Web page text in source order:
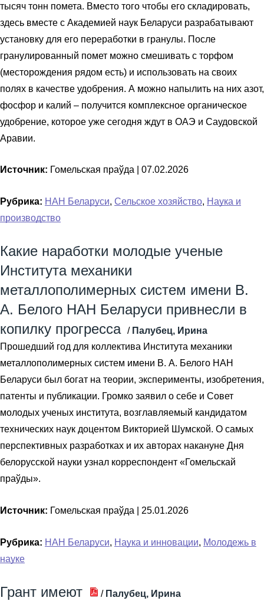
тысяч тонн помета. Вместо того чтобы его складировать,
здесь вместе с Академией наук Беларуси разрабатывают
установку для его переработки в гранулы. После
гранулированный помет можно смешивать с торфом
(месторождения рядом есть) и использовать на своих
полях в качестве удобрения. А можно напылить на них азот,
фосфор и калий – получится комплексное органическое
удобрение, которое уже сегодня ждут в ОАЭ и Саудовской
Аравии.
Источник: Гомельская праўда | 07.02.2026
Рубрика: НАН Беларуси, Сельское хозяйство, Наука и
производство
Какие наработки молодые ученые
Института механики
металлополимерных систем имени В.
А. Белого НАН Беларуси привнесли в
копилку прогресса / Палубец, Ирина
Прошедший год для коллектива Института механики
металлополимерных систем имени В. А. Белого НАН
Беларуси был богат на теории, эксперименты, изобретения,
патенты и публикации. Громко заявил о себе и Совет
молодых ученых института, возглавляемый кандидатом
технических наук доцентом Викторией Шумской. О самых
перспективных разработках и их авторах накануне Дня
белорусской науки узнал корреспондент «Гомельскай
праўды».
Источник: Гомельская праўда | 25.01.2026
Рубрика: НАН Беларуси, Наука и инновации, Молодежь в
науке
Грант имеют / Палубец, Ирина